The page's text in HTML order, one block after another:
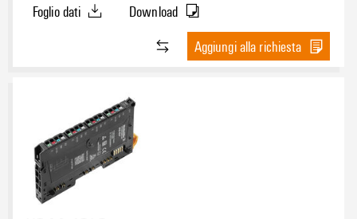
Foglio dati
Download
Aggiungi alla richiesta